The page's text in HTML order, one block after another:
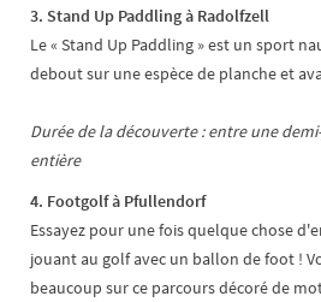
3. Stand Up Paddling à Radolfzell
Le « Stand Up Paddling » est un sport
debout sur une espèce de planche et
Durée de la découverte : entre une
entière
4. Footgolf à Pfullendorf
Essayez pour une fois quelque chose
jouant au golf avec un ballon de foot !
beaucoup sur ce parcours décoré de